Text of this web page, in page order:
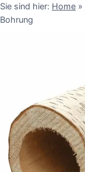
Sie sind hier: Home »
Bohrung